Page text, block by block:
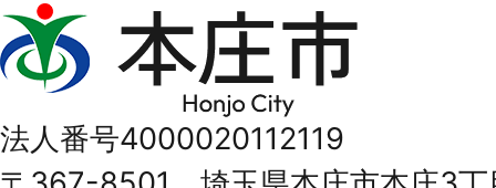
本
庄
Honjo
法人番号4000020112119